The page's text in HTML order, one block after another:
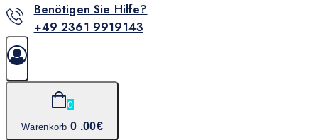
Benötigen Sie Hilfe?
+49 2361 9919143
0
Warenkorb 0 .00€